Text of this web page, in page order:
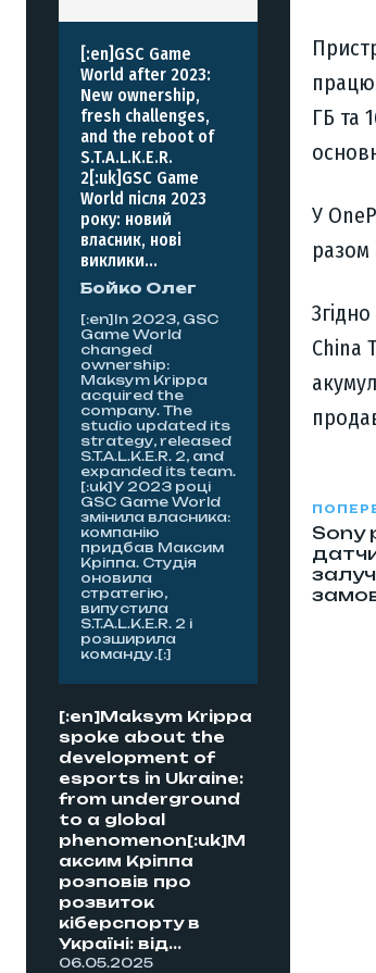
[:en]GSC Game
World after 2023:
New ownership,
fresh challenges,
and the reboot of
S.T.A.L.K.E.R.
2[:uk]GSC Game
World після 2023
року: новий
власник, нові
виклики...
Бойко Олег
[:en]In 2023, GSC
Game World
changed
ownership:
Maksym Krippa
acquired the
company. The
studio updated its
strategy, released
S.T.A.L.K.E.R. 2, and
expanded its team.
[:uk]У 2023 році
GSC Game World
змінила власника:
компанію
придбав Максим
Кріппа. Студія
оновила
стратегію,
випустила
S.T.A.L.K.E.R. 2 і
розширила
команду.[:]
[:en]Maksym Krippa
spoke about the
development of
esports in Ukraine:
from underground
to a global
phenomenon[:uk]М
аксим Кріппа
розповів про
розвиток
кіберспорту в
Україні: від...
06.05.2025
ГБ та
У
разом
China
Sony